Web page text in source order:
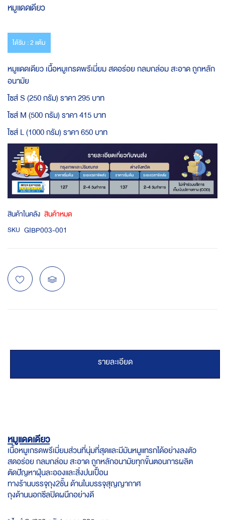
beginning
the
images
gallery
หมูแดดเดียว
ได้รับ : 2 แต้ม
หมูแดดเดียว เนื้อหมูเกรดพรีเมี่ยม สดอร่อย กลมกล่อม สะอาด ถูกหลัก
อนามัย
ไซส์ S (250 กรัม) ราคา 295 บาท
ไซส์ M (500 กรัม) ราคา 415 บาท
ไซส์ L (1000 กรัม) ราคา 650 บาท
สินค้าในคลัง สินค้าหมด
SKU GIBP003-001
รายละเอียด
หมูแดดเดียว
เนื้อหมูเกรดพรีเมี่ยมส่วนที่นุ่มที่สุดและมีมันหมูแทรกได้อย่างลงตัว
สดอร่อย กลมกล่อม สะอาด ถูกหลักอนามัยทุกขั้นตอนการผลิต
ตัดปัญหาฝุ่นละอองและสิ่งปนเปื้อน
ทางร้านบรรจุถุง2ชั้น ด้านในบรรจุสุญญากาศ
ถุงด้านนอกซีลปิดผนึกอย่างดี